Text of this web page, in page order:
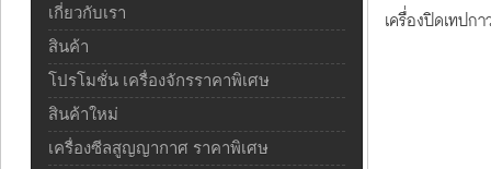
เครื่องปิดเทปกา
เกี่ยวกับเรา
สินค้า
โปรโมชั่น เครื่องจักรราคาพิเศษ
สินค้าใหม่
เครื่องซีลสูญญากาศ ราคาพิเศษ